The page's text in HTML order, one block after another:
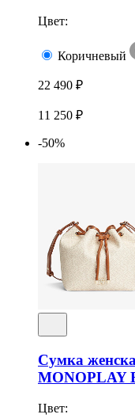
Цвет:
Коричневый
22 490 ₽
11 250 ₽
-50%
Сумка
MONOPLAY
Цвет: